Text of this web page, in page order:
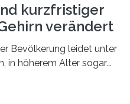
kurzfristiger
verändert
Bevölkerung leidet unter
in höherem Alter sogar
kurzfristiges Schlafdefizit: